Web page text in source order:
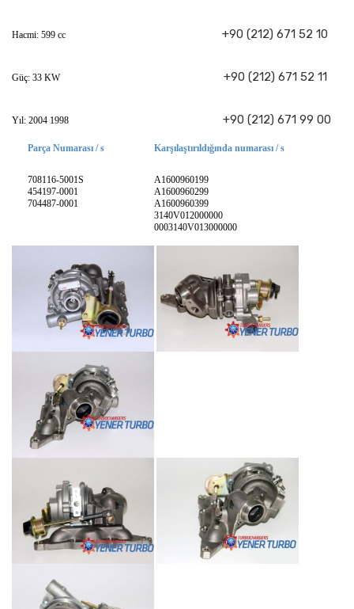
Hacmi: 599 cc +90 (212) 671 52 10
Güç: 33 KW +90 (212) 671 52 11
Yıl: 2004 1998 +90 (212) 671 99 00
Parça Numarası / s
708116-5001S
454197-0001
704487-0001
Karşılaştırıldığında numarası / s
A1600960199
A1600960299
A1600960399
3140V012000000
0003140V013000000